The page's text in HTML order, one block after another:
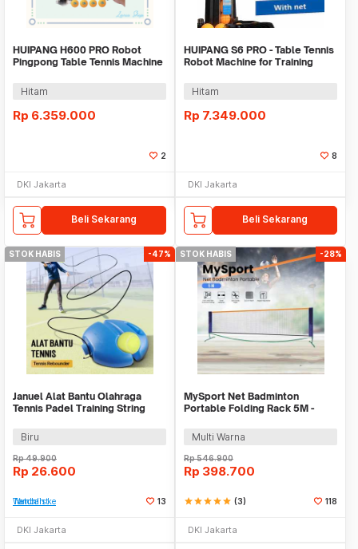
HUIPANG H600 PRO Robot
Pingpong Table Tennis Machine
Hitam
Rp 6.359.000
2
DKI Jakarta
Beli Sekarang
HUIPANG S6 PRO - Table Tennis
Robot Machine for Training
Hitam
Rp 7.349.000
8
DKI Jakarta
Beli Sekarang
STOK HABIS -47%
Januel Alat Bantu Olahraga
Tennis Padel Training String
Biru
Rp49.900
Rp 26.600
Tambah ke Watchlist 13
DKI Jakarta
STOK HABIS -28%
MySport Net Badminton
Portable Folding Rack 5M -
Multi Warna
Rp546.900
Rp 398.700
starstarstarstarstar (3) 118
DKI Jakarta